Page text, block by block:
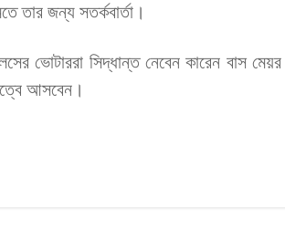
তার জন্য সতর্কবার্তা।
ভোটাররা সিদ্ধান্ত নেবেন কারেন বাস মেয়র
আসবেন।